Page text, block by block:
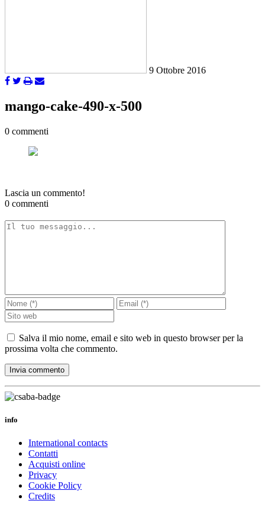
9 Ottobre 2016
mango-cake-490-x-500
0 commenti
Lascia un commento!
0 commenti
Salva il mio nome, email e sito web in questo browser per la
prossima volta che commento.
info
International contacts
Contatti
Acquisti online
Privacy
Cookie Policy
Credits